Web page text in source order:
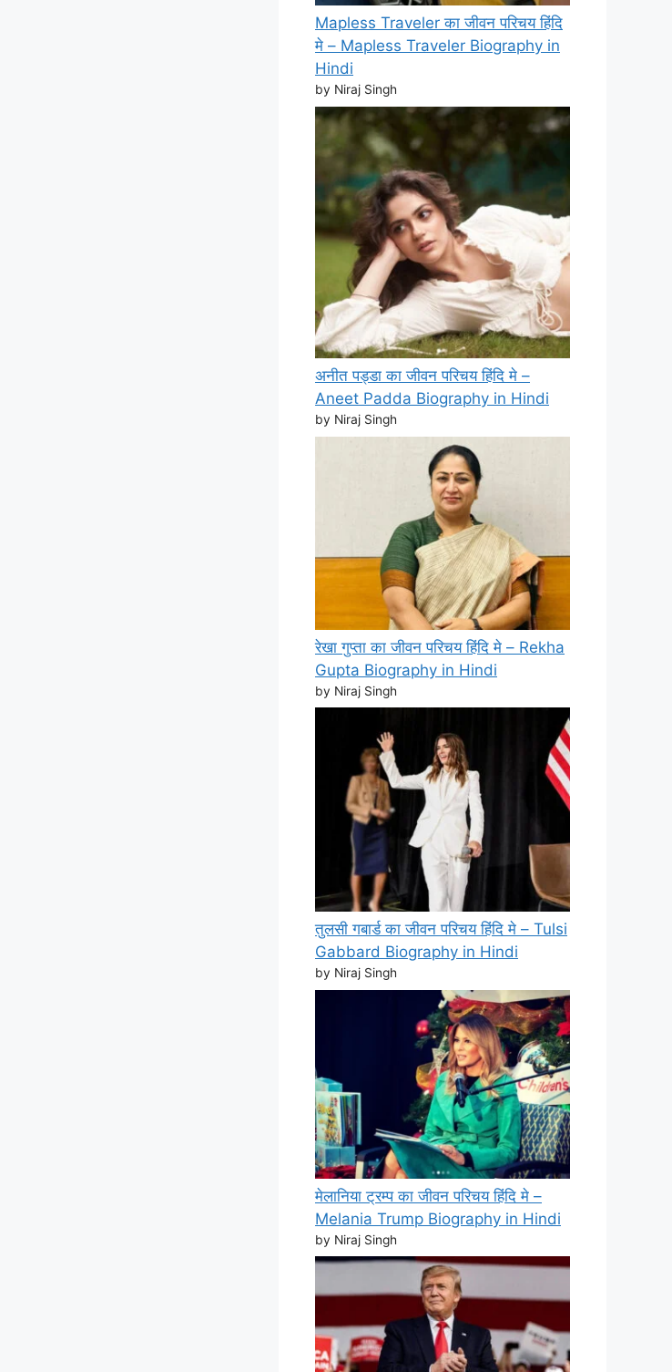
Mapless Traveler का जीवन परिचय हिंदि
मे – Mapless Traveler Biography in
Hindi
by Niraj Singh
अनीत पड्डा का जीवन परिचय हिंदि मे –
Aneet Padda Biography in Hindi
by Niraj Singh
रेखा गुप्ता का जीवन परिचय हिंदि मे – Rekha
Gupta Biography in Hindi
by Niraj Singh
तुलसी गबार्ड का जीवन परिचय हिंदि मे – Tulsi
Gabbard Biography in Hindi
by Niraj Singh
मेलानिया ट्रम्प का जीवन परिचय हिंदि मे –
Melania Trump Biography in Hindi
by Niraj Singh